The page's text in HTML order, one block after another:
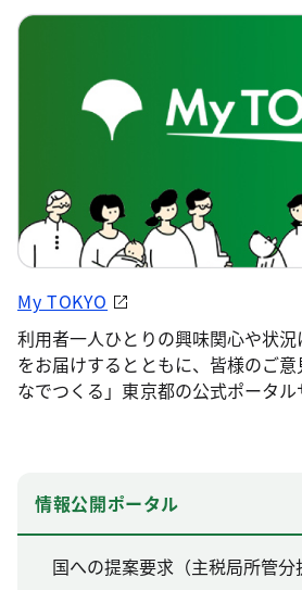
My TOKYO
利用者一人ひとりの興味関心や状
をお届けするとともに、皆様のご
なでつくる」東京都の公式ポータル
情報公開ポータル
国への提案要求（主税局所管分